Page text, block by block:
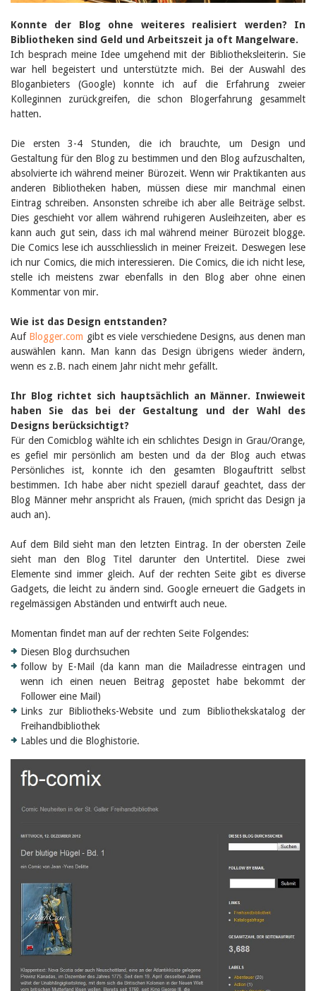
Juin 2025
Mars 2025
Janvier 2025
2024
2023
2022
2021
2020
2018
2017
2016
2014
2013
2012
Konnte der Blog ohne weiteres realisiert werden? In
Bibliotheken sind Geld und Arbeitszeit ja oft Mangelware.
Ich besprach meine Idee umgehend mit der Bibliotheksleiterin. Sie
war hell begeistert und unterstützte mich. Bei der Auswahl des
Bloganbieters (Google) konnte ich auf die Erfahrung zweier
Kolleginnen zurückgreifen, die schon Blogerfahrung gesammelt
hatten.
Die ersten 3-4 Stunden, die ich brauchte, um Design und
Gestaltung für den Blog zu bestimmen und den Blog aufzuschalten,
absolvierte ich während meiner Bürozeit. Wenn wir Praktikanten aus
anderen Bibliotheken haben, müssen diese mir manchmal einen
Eintrag schreiben. Ansonsten schreibe ich aber alle Beiträge selbst.
Dies geschieht vor allem während ruhigeren Ausleihzeiten, aber es
kann auch gut sein, dass ich mal während meiner Bürozeit blogge.
Die Comics lese ich ausschliesslich in meiner Freizeit. Deswegen lese
ich nur Comics, die mich interessieren. Die Comics, die ich nicht lese,
stelle ich meistens zwar ebenfalls in den Blog aber ohne einen
Kommentar von mir.
Wie ist das Design entstanden?
Auf Blogger.com gibt es viele verschiedene Designs, aus denen man
auswählen kann. Man kann das Design übrigens wieder ändern,
wenn es z.B. nach einem Jahr nicht mehr gefällt.
Ihr Blog richtet sich hauptsächlich an Männer. Inwieweit
haben Sie das bei der Gestaltung und der Wahl des
Designs berücksichtigt?
Für den Comicblog wählte ich ein schlichtes Design in Grau/Orange,
es gefiel mir persönlich am besten und da der Blog auch etwas
Persönliches ist, konnte ich den gesamten Blogauftritt selbst
bestimmen. Ich habe aber nicht speziell darauf geachtet, dass der
Blog Männer mehr anspricht als Frauen, (mich spricht das Design ja
auch an).
Auf dem Bild sieht man den letzten Eintrag. In der obersten Zeile
sieht man den Blog Titel darunter den Untertitel. Diese zwei
Elemente sind immer gleich. Auf der rechten Seite gibt es diverse
Gadgets, die leicht zu ändern sind. Google erneuert die Gadgets in
regelmässigen Abständen und entwirft auch neue.
Momentan findet man auf der rechten Seite Folgendes:
Diesen Blog durchsuchen
follow by E-Mail (da kann man die Mailadresse eintragen und
wenn ich einen neuen Beitrag gepostet habe bekommt der
Follower eine Mail)
Links zur Bibliotheks-Website und zum Bibliothekskatalog der
Freihandbibliothek
Lables und die Bloghistorie.